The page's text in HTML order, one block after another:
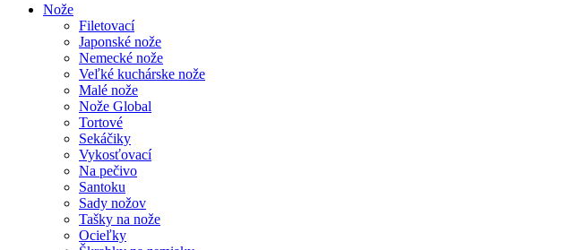
Nože
Filetovací
Japonské nože
Nemecké nože
Veľké kuchárske nože
Malé nože
Nože Global
Tortové
Sekáčiky
Vykosťovací
Na pečivo
Santoku
Sady nožov
Tašky na nože
Ocieľky